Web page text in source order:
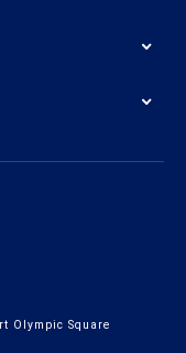
Olympic Square